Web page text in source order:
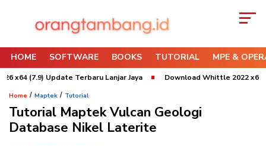
HOME SOFTWARE BOOKS TUTORIAL MPE &
(7.9) Update Terbaru Lanjar Jaya Download Whittle 2022 x64
Home / Maptek / Tutorial
Tutorial Maptek Vulcan Geologi
Database Nikel Laterite